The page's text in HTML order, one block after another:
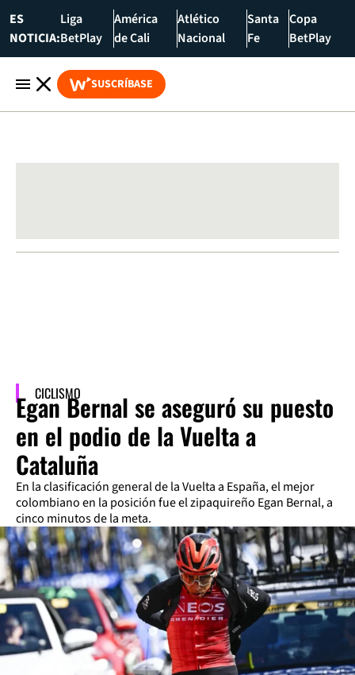
ES
NOTICIA:
Liga
BetPlay
América
de Cali
Atlético
Nacional
Santa
Fe
Copa
BetPlay
SUSCRÍBASE
CICLISMO
Egan Bernal se aseguró su puesto
en el podio de la Vuelta a
Cataluña
En la clasificación general de la Vuelta a España, el mejor
colombiano en la posición fue el zipaquireño Egan Bernal, a
cinco minutos de la meta.